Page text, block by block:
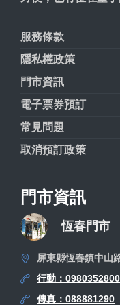
服務條款
隱私權政策
門市資訊
電子票券預訂
常見問題
取消預訂政策
門市資訊
恆春門市
屏東縣恆春鎮中山
行動：0980352800
傳真：088881290